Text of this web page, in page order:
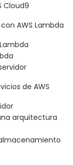
Cloud9
AWS Lambda
de AWS
arquitectura